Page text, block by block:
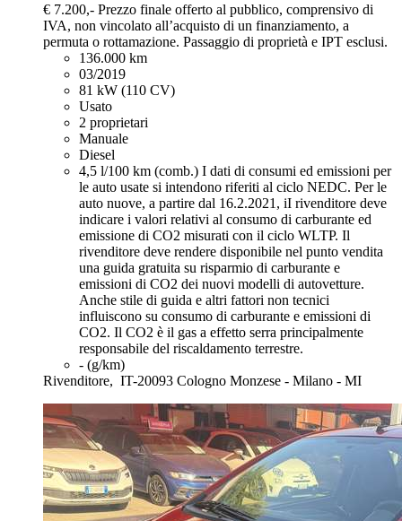
€ 7.200,- Prezzo finale offerto al pubblico, comprensivo di
IVA, non vincolato all’acquisto di un finanziamento, a
permuta o rottamazione. Passaggio di proprietà e IPT esclusi.
136.000 km
03/2019
81 kW (110 CV)
Usato
2 proprietari
Manuale
Diesel
4,5 l/100 km (comb.) I dati di consumi ed emissioni per
le auto usate si intendono riferiti al ciclo NEDC. Per le
auto nuove, a partire dal 16.2.2021, iI rivenditore deve
indicare i valori relativi al consumo di carburante ed
emissione di CO2 misurati con il ciclo WLTP. Il
rivenditore deve rendere disponibile nel punto vendita
una guida gratuita su risparmio di carburante e
emissioni di CO2 dei nuovi modelli di autovetture.
Anche stile di guida e altri fattori non tecnici
influiscono su consumo di carburante e emissioni di
CO2. Il CO2 è il gas a effetto serra principalmente
responsabile del riscaldamento terrestre.
- (g/km)
Rivenditore, IT-20093 Cologno Monzese - Milano - MI